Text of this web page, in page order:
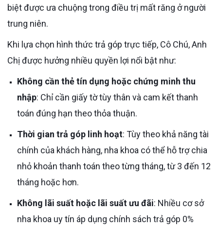
biệt được ưa chuộng trong điều trị mất răng ở người
trung niên.
Khi lựa chọn hình thức trả góp trực tiếp, Cô Chú, Anh
Chị được hưởng nhiều quyền lợi nổi bật như:
Không cần thẻ tín dụng hoặc chứng minh thu
nhập: Chỉ cần giấy tờ tùy thân và cam kết thanh
toán đúng hạn theo thỏa thuận.
Thời gian trả góp linh hoạt: Tùy theo khả năng tài
chính của khách hàng, nha khoa có thể hỗ trợ chia
nhỏ khoản thanh toán theo từng tháng, từ 3 đến 12
tháng hoặc hơn.
Không lãi suất hoặc lãi suất ưu đãi: Nhiều cơ sở
nha khoa uy tín áp dụng chính sách trả góp 0%